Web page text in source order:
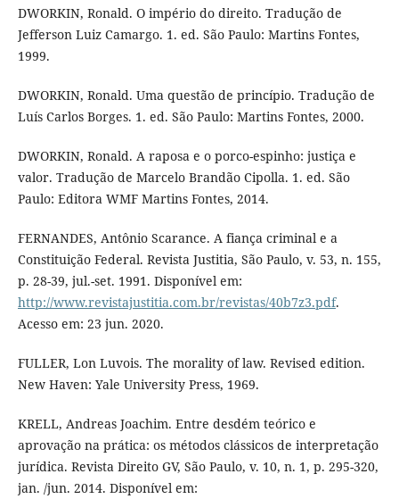
DWORKIN, Ronald. O império do direito. Tradução de
Jefferson Luiz Camargo. 1. ed. São Paulo: Martins Fontes,
1999.
DWORKIN, Ronald. Uma questão de princípio. Tradução de
Luís Carlos Borges. 1. ed. São Paulo: Martins Fontes, 2000.
DWORKIN, Ronald. A raposa e o porco-espinho: justiça e
valor. Tradução de Marcelo Brandão Cipolla. 1. ed. São
Paulo: Editora WMF Martins Fontes, 2014.
FERNANDES, Antônio Scarance. A fiança criminal e a
Constituição Federal. Revista Justitia, São Paulo, v. 53, n. 155,
p. 28-39, jul.-set. 1991. Disponível em:
http://www.revistajustitia.com.br/revistas/40b7z3.pdf.
Acesso em: 23 jun. 2020.
FULLER, Lon Luvois. The morality of law. Revised edition.
New Haven: Yale University Press, 1969.
KRELL, Andreas Joachim. Entre desdém teórico e
aprovação na prática: os métodos clássicos de interpretação
jurídica. Revista Direito GV, São Paulo, v. 10, n. 1, p. 295-320,
jan. /jun. 2014. Disponível em: